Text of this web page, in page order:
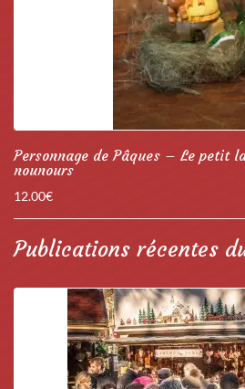
Personnage de Pâques – Le petit
nounours
12.00€
Publications récentes